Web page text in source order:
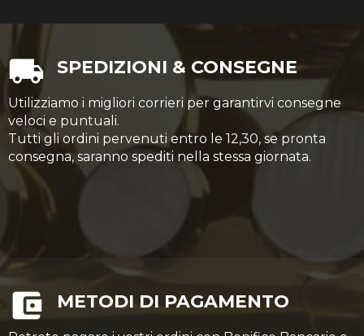
SPEDIZIONI & CONSEGNE
Utilizziamo i migliori corrieri per garantirvi consegne
veloci e puntuali.
Tutti gli ordini pervenuti entro le 12,30, se pronta
consegna, saranno spediti nella stessa giornata.
METODI DI PAGAMENTO